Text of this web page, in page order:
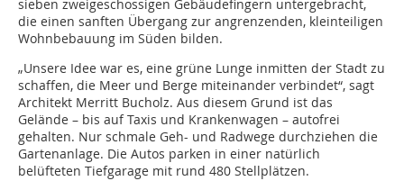
sieben zweigeschossigen Gebäudefingern untergebracht,
die einen sanften Übergang zur angrenzenden, kleinteiligen
Wohnbebauung im Süden bilden.
„Unsere Idee war es, eine grüne Lunge inmitten der Stadt zu
schaffen, die Meer und Berge miteinander verbindet“, sagt
Architekt Merritt Bucholz. Aus diesem Grund ist das
Gelände – bis auf Taxis und Krankenwagen – autofrei
gehalten. Nur schmale Geh- und Radwege durchziehen die
Gartenanlage. Die Autos parken in einer natürlich
belüfteten Tiefgarage mit rund 480 Stellplätzen.